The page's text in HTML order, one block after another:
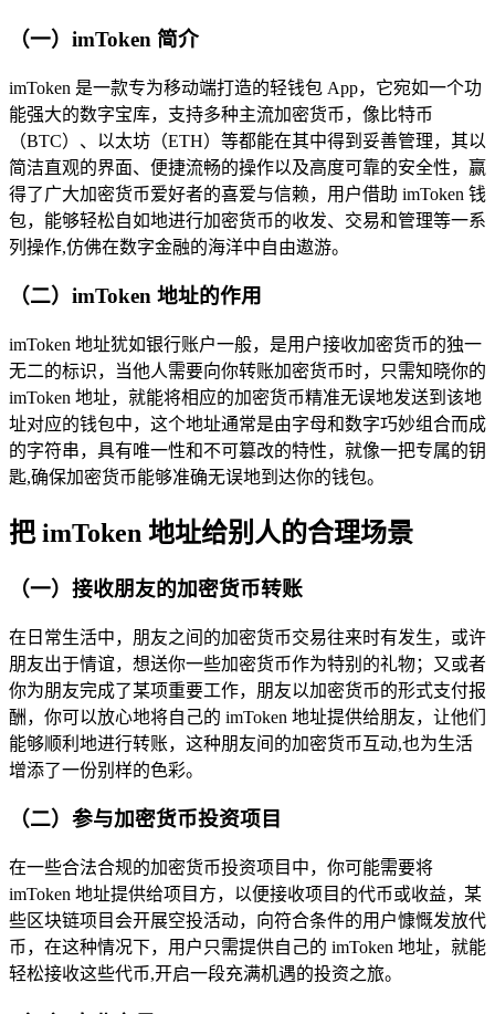
（一）imToken 简介
imToken 是一款专为移动端打造的轻钱包 App，它宛如一个功
能强大的数字宝库，支持多种主流加密货币，像比特币
（BTC）、以太坊（ETH）等都能在其中得到妥善管理，其以
简洁直观的界面、便捷流畅的操作以及高度可靠的安全性，赢
得了广大加密货币爱好者的喜爱与信赖，用户借助 imToken 钱
包，能够轻松自如地进行加密货币的收发、交易和管理等一系
列操作,仿佛在数字金融的海洋中自由遨游。
（二）imToken 地址的作用
imToken 地址犹如银行账户一般，是用户接收加密货币的独一
无二的标识，当他人需要向你转账加密货币时，只需知晓你的
imToken 地址，就能将相应的加密货币精准无误地发送到该地
址对应的钱包中，这个地址通常是由字母和数字巧妙组合而成
的字符串，具有唯一性和不可篡改的特性，就像一把专属的钥
匙,确保加密货币能够准确无误地到达你的钱包。
把 imToken 地址给别人的合理场景
（一）接收朋友的加密货币转账
在日常生活中，朋友之间的加密货币交易往来时有发生，或许
朋友出于情谊，想送你一些加密货币作为特别的礼物；又或者
你为朋友完成了某项重要工作，朋友以加密货币的形式支付报
酬，你可以放心地将自己的 imToken 地址提供给朋友，让他们
能够顺利地进行转账，这种朋友间的加密货币互动,也为生活
增添了一份别样的色彩。
（二）参与加密货币投资项目
在一些合法合规的加密货币投资项目中，你可能需要将
imToken 地址提供给项目方，以便接收项目的代币或收益，某
些区块链项目会开展空投活动，向符合条件的用户慷慨发放代
币，在这种情况下，用户只需提供自己的 imToken 地址，就能
轻松接收这些代币,开启一段充满机遇的投资之旅。